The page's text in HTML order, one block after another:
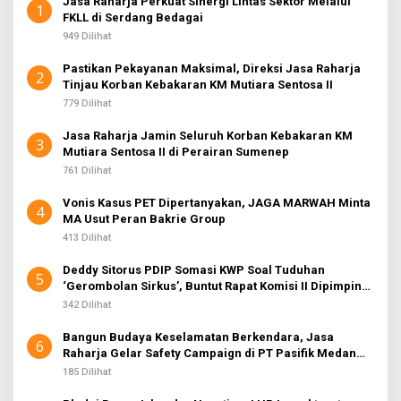
1
FKLL di Serdang Bedagai
949 Dilihat
2
Pastikan Pekayanan Maksimal, Direksi Jasa Raharja
Tinjau Korban Kebakaran KM Mutiara Sentosa II
779 Dilihat
3
Jasa Raharja Jamin Seluruh Korban Kebakaran KM
Mutiara Sentosa II di Perairan Sumenep
761 Dilihat
4
Vonis Kasus PET Dipertanyakan, JAGA MARWAH Minta
MA Usut Peran Bakrie Group
413 Dilihat
5
Deddy Sitorus PDIP Somasi KWP Soal Tuduhan
‘Gerombolan Sirkus’, Buntut Rapat Komisi II Dipimpin
Sufmi Dasco Ahmad
342 Dilihat
6
Bangun Budaya Keselamatan Berkendara, Jasa
Raharja Gelar Safety Campaign di PT Pasifik Medan
Industri
185 Dilihat